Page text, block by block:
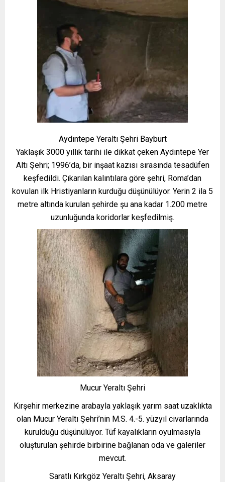
Aydıntepe Yeraltı Şehri Bayburt
Yaklaşık 3000 yıllık tarihi ile dikkat çeken Aydıntepe Yer
Altı Şehri; 1996’da, bir inşaat kazısı sırasında tesadüfen
keşfedildi. Çıkarılan kalıntılara göre şehri, Roma’dan
kovulan ilk Hristiyanların kurduğu düşünülüyor. Yerin 2 ila 5
metre altında kurulan şehirde şu ana kadar 1.200 metre
uzunluğunda koridorlar keşfedilmiş.
Mucur Yeraltı Şehri
Kırşehir merkezine arabayla yaklaşık yarım saat uzaklıkta
olan Mucur Yeraltı Şehri’nin M.S. 4.-5. yüzyıl civarlarında
kurulduğu düşünülüyor. Tüf kayalıkların oyulmasıyla
oluşturulan şehirde birbirine bağlanan oda ve galeriler
mevcut.
Saratlı Kırkgöz Yeraltı Şehri, Aksaray